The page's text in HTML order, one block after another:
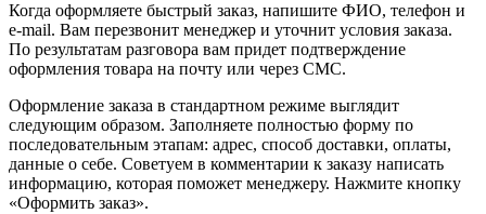
Когда оформляете быстрый заказ, напишите ФИО, телефон и
e-mail. Вам перезвонит менеджер и уточнит условия заказа.
По результатам разговора вам придет подтверждение
оформления товара на почту или через СМС.
Оформление заказа в стандартном режиме выглядит
следующим образом. Заполняете полностью форму по
последовательным этапам: адрес, способ доставки, оплаты,
данные о себе. Советуем в комментарии к заказу написать
информацию, которая поможет менеджеру. Нажмите кнопку
«Оформить заказ».